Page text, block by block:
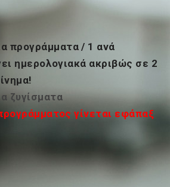
προγράμματα / 1 ανά
ημερολογιακά ακριβώς σε 2
ζυγίσματα
γίνεται εφάπαξ